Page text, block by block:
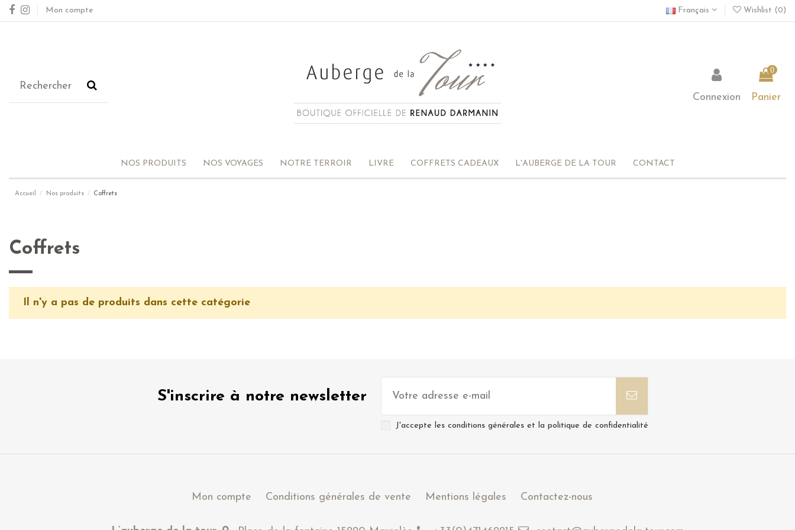
Mon compte Français Wishlist (0)
Connexion
0
Panier
NOS PRODUITS NOS VOYAGES NOTRE TERROIR LIVRE COFFRETS CADEAUX L'AUBERGE DE LA TOUR CONTACT
Accueil Nos produits Coffrets
Coffrets
Il n'y a pas de produits dans cette catégorie
S'inscrire à notre newsletter
J'accepte les conditions générales et la politique de confidentialité
Mon compte Conditions générales de vente Mentions légales Contactez-nous